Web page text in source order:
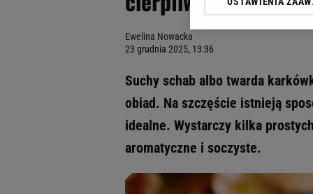
Ewelina Nowacka
23 grudnia 2025, 13:36
Suchy schab albo twarda
obiad. Na szczęście istnieją
idealne. Wystarczy kilka
aromatyczne i soczyste.
Klikając „Akceptuję”
odnośnik „Ustawienia
My, nasi Zaufani
Użycie dokładnych
Przechowywanie
badnie odbiorców i